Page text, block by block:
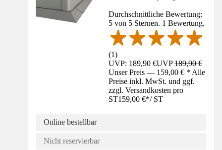
Durchschnittliche Bewertung:
5 von 5 Sternen. 1 Bewertung.
(1)
UVP: 189,90 €UVP189,90 €
Unser Preis — 159,00 € * Alle
Preise inkl. MwSt. und ggf.
zzgl. Versandkosten pro
ST159,00 €*/ ST
Online bestellbar
Nicht reservierbar